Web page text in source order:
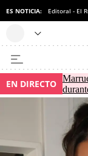
ES NOTICIA: Editoral - El
EN DIRECTO